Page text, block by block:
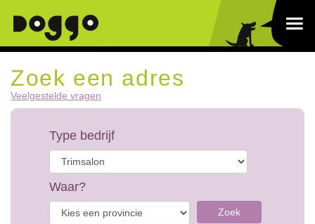
Zoek een adres
Veelgestelde vragen
Type bedrijf
Waar?
Zoek